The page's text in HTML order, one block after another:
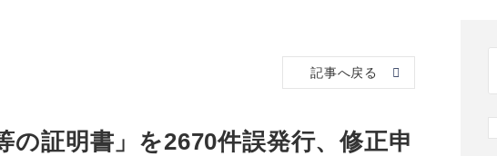
記事へ戻る
の証明書」を2670件誤発行、修正申